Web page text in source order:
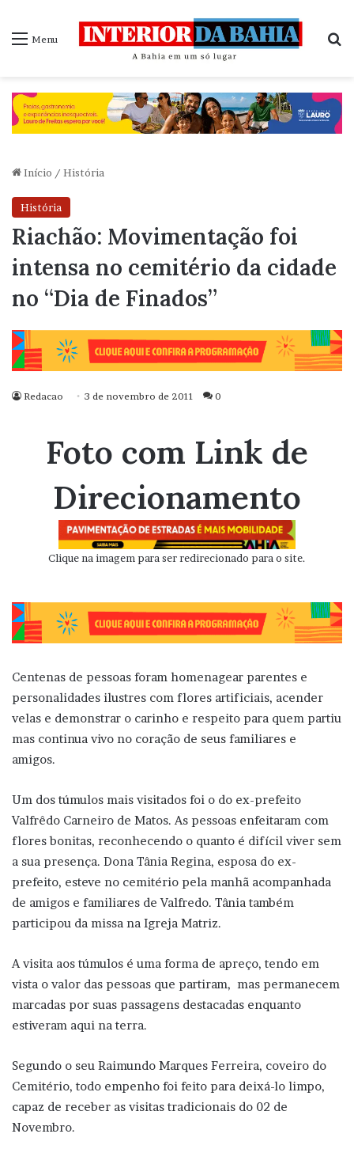
Menu
Início / História
História
Riachão: Movimentação foi
intensa no cemitério da cidade
no “Dia de Finados”
Redacao 3 de novembro de 2011 0
Foto com Link de
Direcionamento
Clique na imagem para ser redirecionado para o site.
Centenas de pessoas foram homenagear parentes e
personalidades ilustres com flores artificiais, acender
velas e demonstrar o carinho e respeito para quem partiu
mas continua vivo no coração de seus familiares e
amigos.
Um dos túmulos mais visitados foi o do ex-prefeito
Valfrêdo Carneiro de Matos. As pessoas enfeitaram com
flores bonitas, reconhecendo o quanto é difícil viver sem
a sua presença. Dona Tânia Regina, esposa do ex-
prefeito, esteve no cemitério pela manhã acompanhada
de amigos e familiares de Valfredo. Tânia também
participou da missa na Igreja Matriz.
A visita aos túmulos é uma forma de apreço, tendo em
vista o valor das pessoas que partiram, mas permanecem
marcadas por suas passagens destacadas enquanto
estiveram aqui na terra.
Segundo o seu Raimundo Marques Ferreira, coveiro do
Cemitério, todo empenho foi feito para deixá-lo limpo,
capaz de receber as visitas tradicionais do 02 de
Novembro.